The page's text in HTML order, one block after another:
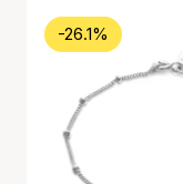
-26.1%